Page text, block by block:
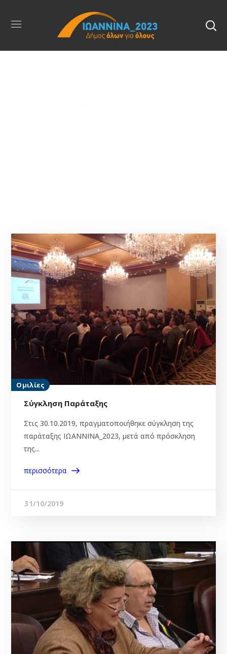
Ομιλίες
Σύγκληση Παράταξης
Στις 30.10.2019, πραγματοποιήθηκε σύγκληση της
παράταξης ΙΩΑΝΝΙΝΑ_2023, μετά από πρόσκληση
της...
περισσότερα
31/10/2019